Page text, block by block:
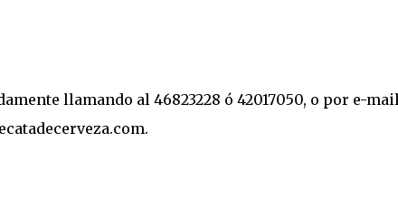
llamando al 46823228 ó 42017050, o por e-